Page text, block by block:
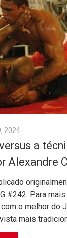
2024
a
Alexandre
#242. Para
o melhor do
mais